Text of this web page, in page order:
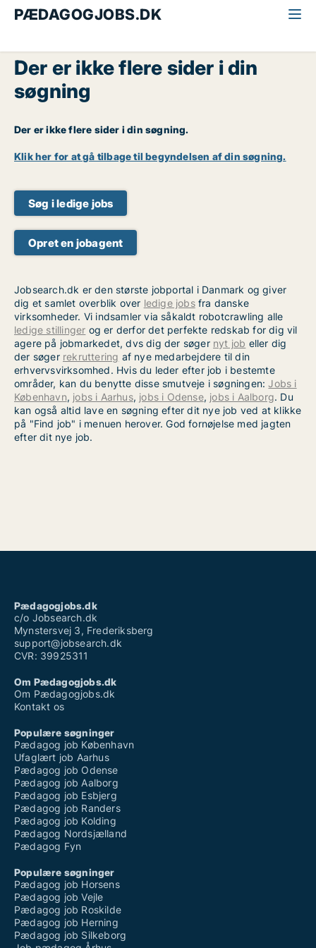
PÆDAGOGJOBS.DK
Der er ikke flere sider i din
søgning
Der er ikke flere sider i din søgning.
Klik her for at gå tilbage til begyndelsen af din søgning.
Søg i ledige jobs
Opret en jobagent
Jobsearch.dk er den største jobportal i Danmark og giver
dig et samlet overblik over ledige jobsfra danske
virksomheder. Vi indsamler via såkaldt robotcrawling alle
ledige stillinger og er derfor det perfekte redskab for dig vil
agere på jobmarkedet, dvs dig der søger nyt job eller dig
der søger rekruttering af nye medarbejdere til din
erhvervsvirksomhed. Hvis du leder efter job i bestemte
områder, kan du benytte disse smutveje i søgningen:Jobs i
København, jobs i Aarhus, jobs i Odense, jobs i Aalborg. Du
kan også altid lave en søgning efter dit nye job ved at klikke
på "Find job" i menuen herover. God fornøjelse med jagten
efter dit nye job.
Pædagogjobs.dk
c/o Jobsearch.dk
Mynstersvej 3, Frederiksberg
support@jobsearch.dk
CVR: 39925311
Om Pædagogjobs.dk
Om Pædagogjobs.dk
Kontakt os
Populære søgninger
Pædagog job København
Ufaglært job Aarhus
Pædagog job Odense
Pædagog job Aalborg
Pædagog job Esbjerg
Pædagog job Randers
Pædagog job Kolding
Pædagog Nordsjælland
Pædagog Fyn
Populære søgninger
Pædagog job Horsens
Pædagog job Vejle
Pædagog job Roskilde
Pædagog job Herning
Pædagog job Silkeborg